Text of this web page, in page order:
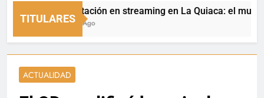
TITULARES
Capacitación en streaming en La Quiaca: el municipio
11 Horas Ago
ACTUALIDAD